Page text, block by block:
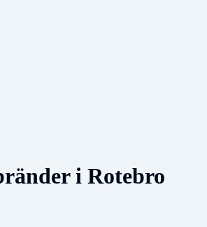
i Rotebro